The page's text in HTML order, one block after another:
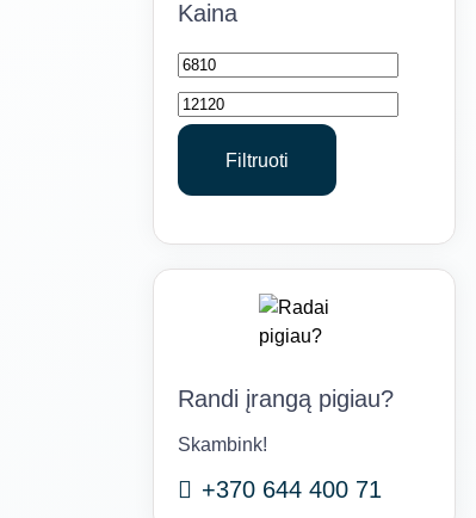
Kaina
Min
kaina
Filtruoti
Randi įrangą pigiau?
Skambink!
+370 644 400 71